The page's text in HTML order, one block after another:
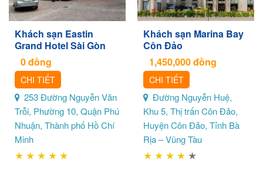
Khách sạn Eastin
Grand Hotel Sài Gòn
0đồng
CHI TIẾT
253 Đường Nguyễn Văn
Trỗi, Phường 10, Quận Phú
Nhuận, Thành phố Hồ Chí
Minh
★ ★ ★ ★ ★
Khách sạn Marina Bay
Côn Đảo
1,450,000đồng
CHI TIẾT
Đường Nguyễn Huệ,
Khu 5, Thị trấn Côn Đảo,
Huyện Côn Đảo, Tỉnh Bà
Rịa – Vũng Tàu
★ ★ ★ ★ ★